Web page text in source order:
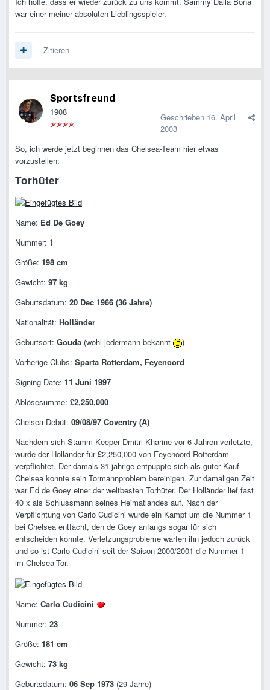
war einer meiner absoluten Lieblingsspieler.
Zitieren
Sportsfreund
1908 Geschrieben 16. April
2003
So, ich werde jetzt beginnen das Chelsea-Team hier etwas
vorzustellen:
Torhüter
Name: Ed De Goey
Nummer: 1
Größe: 198 cm
Gewicht: 97 kg
Geburtsdatum: 20 Dec 1966 (36 Jahre)
Nationalität: Holländer
Geburtsort: Gouda (wohl jedermann bekannt
)
Vorherige Clubs: Sparta Rotterdam, Feyenoord
Signing Date: 11 Juni 1997
Ablösesumme: £2,250,000
Chelsea-Debüt: 09/08/97 Coventry (A)
Nachdem sich Stamm-Keeper Dmitri Kharine vor 6 Jahren verletzte,
wurde der Holländer für £2,250,000 von Feyenoord Rotterdam
verpflichtet. Der damals 31-jährige entpuppte sich als guter Kauf -
Chelsea konnte sein Tormannproblem bereinigen. Zur damaligen Zeit
war Ed de Goey einer der weltbesten Torhüter. Der Holländer lief fast
40 x als Schlussmann seines Heimatlandes auf. Nach der
Verpflichtung von Carlo Cudicini wurde ein Kampf um die Nummer 1
bei Chelsea entfacht, den de Goey anfangs sogar für sich
entscheiden konnte. Verletzungsprobleme warfen ihn jedoch zurück
und so ist Carlo Cudicini seit der Saison 2000/2001 die Nummer 1
im Chelsea-Tor.
Name: Carlo Cudicini
Nummer: 23
Größe: 181 cm
Gewicht: 73 kg
Geburtsdatum: 06 Sep 1973 (29 Jahre)